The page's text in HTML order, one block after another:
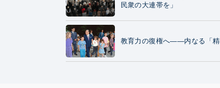
民衆の大連帯を」
教育力の復権へ——内なる「精